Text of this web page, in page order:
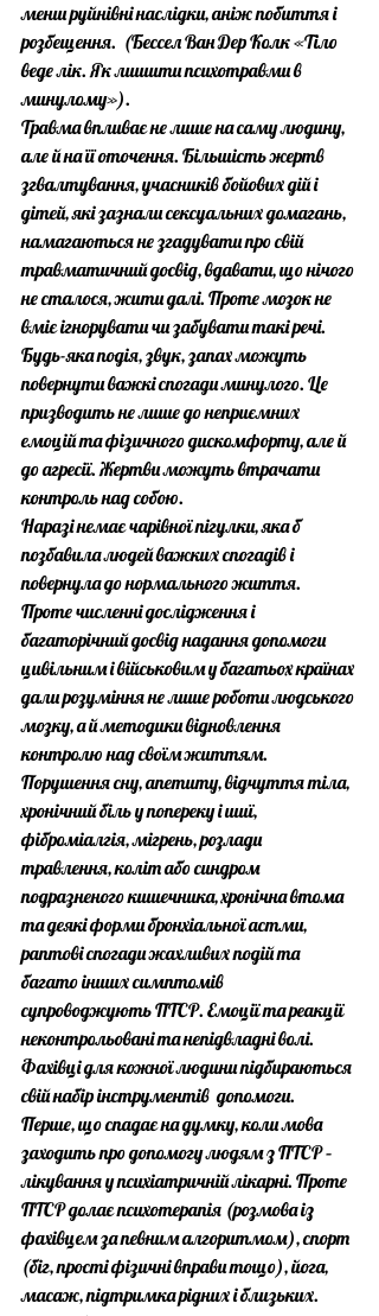
менш руйнівні наслідки, аніж побиття і
розбещення.  (Бессел Ван Дер Колк «Тіло
веде лік. Як лишити психотравми в
минулому»).
Травма впливає не лише на саму людину,
але й на її оточення. Більшість жертв
згвалтування, учасників бойових дій і
дітей, які зазнали сексуальних домагань,
намагаються не згадувати про свій
травматичний досвід, вдавати, що нічого
не сталося, жити далі. Проте мозок не
вміє ігнорувати чи забувати такі речі.
Будь-яка подія, звук, запах можуть
повернути важкі спогади минулого. Це
призводить не лише до неприємних
емоцій та фізичного дискомфорту, але й
до агресії. Жертви можуть втрачати
контроль над собою.
Наразі немає чарівної пігулки, яка б
позбавила людей важких спогадів і
повернула до нормального життя.
Проте численні дослідження і
багаторічний досвід надання допомоги
цивільним і військовим у багатьох країнах
дали розуміння не лише роботи людського
мозку, а й методики відновлення
контролю над своїм життям.
Порушення сну, апетиту, відчуття тіла,
хронічний біль у попереку і шиї,
фіброміалгія, мігрень, розлади
травлення, коліт або синдром
подразненого кишечника, хронічна втома
та деякі форми бронхіальної астми,
раптові спогади жахливих подій та
багато інших симптомів
супроводжують ПТСР. Емоції та реакції
неконтрольовані та непідвладні волі.
Фахівці для кожної людини підбираються
свій набір інструментів  допомоги.
Перше, що спадає на думку, коли мова
заходить про допомогу людям з ПТСР –
лікування у психіатричній лікарні. Проте
ПТСР долає психотерапія (розмова із
фахівцем за певним алгоритмом), спорт
(біг, прості фізичні вправи тощо), йога,
масаж, підтримка рідних і близьких.